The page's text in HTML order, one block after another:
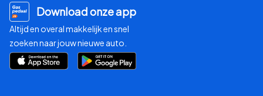
Download onze app
Altijd en overal makkelijk en snel
zoeken naar jouw nieuwe auto.